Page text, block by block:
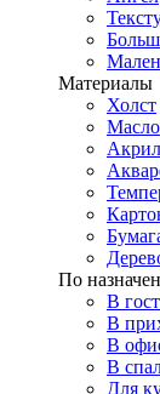
Материалы
Холст
Масло
Акрил
По
В
В
В
В
Для